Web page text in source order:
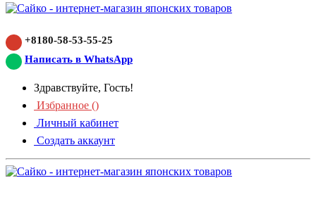
+8180-58-53-55-25
Написать в WhatsApp
Здравствуйте, Гость!
Избранное ()
Личный кабинет
Создать аккаунт